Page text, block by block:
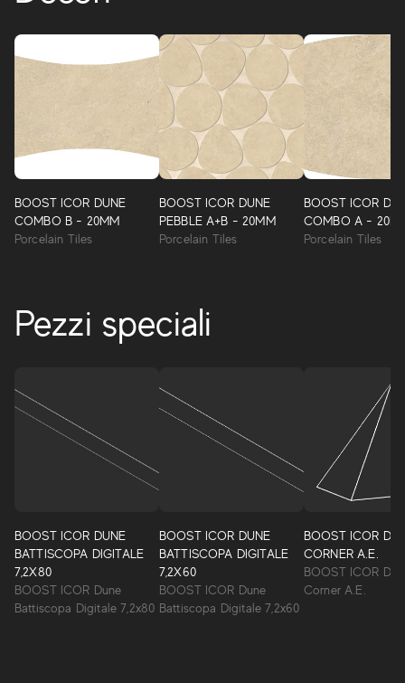
BOOST ICOR DUNE
COMBO B - 20MM
Porcelain Tiles
BOOST ICOR DUNE
PEBBLE A+B - 20MM
Porcelain Tiles
BOOST ICOR
COMBO A -
Porcelain Tiles
Pezzi speciali
BOOST ICOR DUNE
BATTISCOPA DIGITALE
7,2X80
BOOST ICOR Dune
Battiscopa Digitale 7,2x80
BOOST ICOR DUNE
BATTISCOPA DIGITALE
7,2X60
BOOST ICOR Dune
Battiscopa Digitale 7,2x60
BOOST ICOR
CORNER A.E.
BOOST ICOR
Corner A.E.